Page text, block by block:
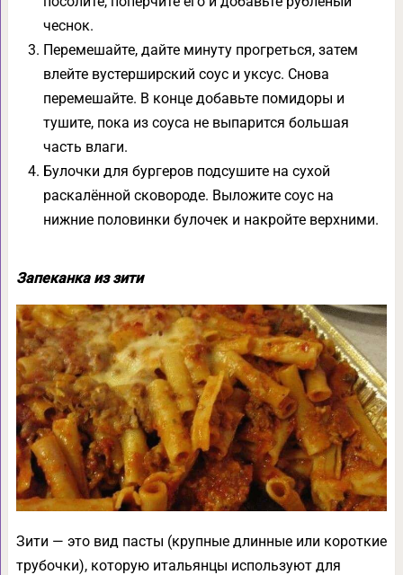
чеснок.
Перемешайте, дайте минуту прогреться, затем
влейте вустерширский соус и уксус. Снова
перемешайте. В конце добавьте помидоры и
тушите, пока из соуса не выпарится большая
часть влаги.
Булочки для бургеров подсушите на сухой
раскалённой сковороде. Выложите соус на
нижние половинки булочек и накройте верхними.
Запеканка из зити
Зити — это вид пасты (крупные длинные или короткие
трубочки), которую итальянцы используют для